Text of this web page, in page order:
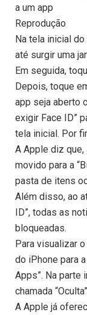
a um app
Reprodução
Na tela inicial
até surgir uma
Em seguida,
Depois, toque
app seja aberto
exigir Face ID”
tela inicial. Por
A Apple diz
movido para a
pasta de itens
Além disso, ao
ID”, todas as
bloqueadas.
Para visualizar
do iPhone para
Apps”. Na parte
chamada
A Apple já